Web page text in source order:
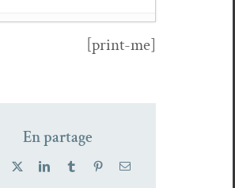
Regard sur la
Apache, être et
son équa­tion
[print-me]
En partage
Facebook LinkedInTumblr PinterestEmail